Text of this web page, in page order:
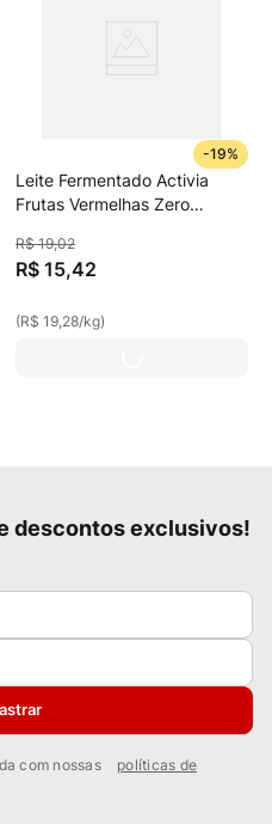
-19%
Leite Fermentado Activia
Frutas Vermelhas Zero
R$ 19,02
R$ 15,42
(R$ 19,28/kg)
descontos exclusivos!
com nossas
políticas de